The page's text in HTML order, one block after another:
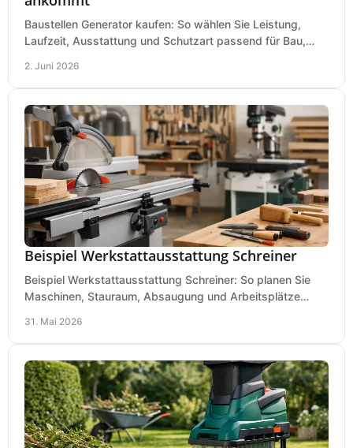
Baustellen Generator kaufen: So wählen Sie Leistung,
Laufzeit, Ausstattung und Schutzart passend für Bau,
2. Juni 2026
Beispiel Werkstattausstattung Schreiner
Beispiel Werkstattausstattung Schreiner: So planen Sie
Maschinen, Stauraum, Absaugung und Arbeitsplätze
31. Mai 2026